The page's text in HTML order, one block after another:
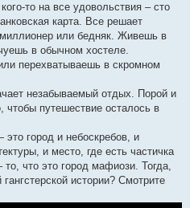
то на все удовольствия – сто
карта. Все решает
или бедняк. Живешь в
в обычном хостеле.
перехватываешь в скромном
незабываемый отдых. Порой и
чтобы путешествие осталось в
город и небоскребов, и
и место, где есть частичка
что это город мафиози. Тогда,
истории? Смотрите